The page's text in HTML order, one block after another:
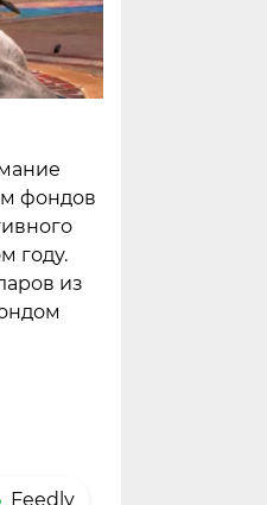
фондов
году.
из
Feedly